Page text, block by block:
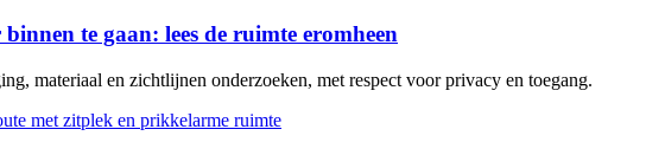
te gaan: lees de ruimte eromheen
materiaal en zichtlijnen onderzoeken, met respect voor privacy en toegang.